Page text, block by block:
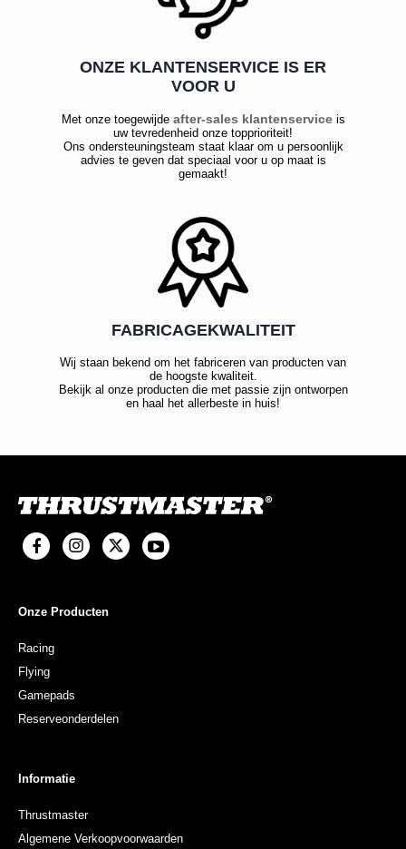
ONZE KLANTENSERVICE IS ER
VOOR U
Met onze toegewijde after-sales klantenserviceis
uw tevredenheid onze topprioriteit!
Ons ondersteuningsteam staat klaar om u persoonlijk
advies te geven dat speciaal voor u op maat is
gemaakt!
FABRICAGEKWALITEIT
Wij staan bekend om het fabriceren van producten van
de hoogste kwaliteit.
Bekijk al onze producten die met passie zijn ontworpen
en haal het allerbeste in huis!
Onze Producten
Racing
Flying
Gamepads
Reserveonderdelen
Informatie
Thrustmaster
Algemene Verkoopvoorwaarden